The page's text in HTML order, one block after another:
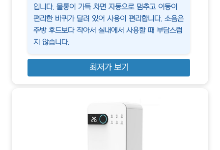
입니다. 물통이 가득 차면 자동으로 멈추고 이동이
편리한 바퀴가 달려 있어 사용이 편리합니다. 소음은
주방 후드보다 작아서 실내에서 사용할 때 부담스럽
지 않습니다.
최저가 보기